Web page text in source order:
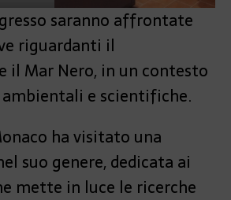
saranno affrontate
riguardanti il
il Mar Nero, in un contesto
e scientifiche.
ha visitato una
suo genere, dedicata ai
mette in luce le ricerche